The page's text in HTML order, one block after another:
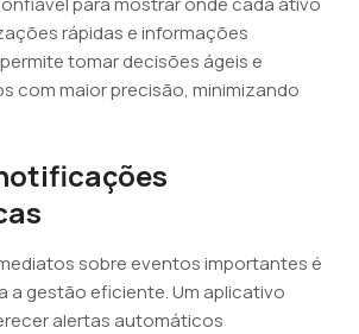
rápidas e informações
tomar decisões ágeis e
com maior precisão, minimizando
sobre eventos importantes é
a gestão eficiente. Um aplicativo
alertas automáticos